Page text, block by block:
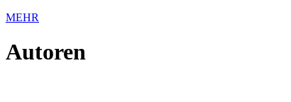
MEHR
Autoren